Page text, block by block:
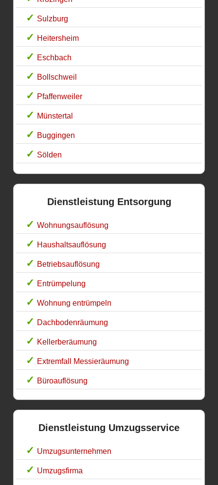
Sulzburg
Heitersheim
Eschbach
Bollschweil
Pfaffenweiler
Münstertal
Buggingen
Sölden
Dienstleistung Entsorgung
Wohnungsauflösung
Haushaltsauflösung
Betriebsauflösung
Entrümpelung
Wohnung entrümpeln
Dachbodenräumung
Kellerberäumung
Extremfall Messieräumung
Büroauflösung
Dienstleistung Umzugsservice
Umzugsunternehmen
Umzugsfirma